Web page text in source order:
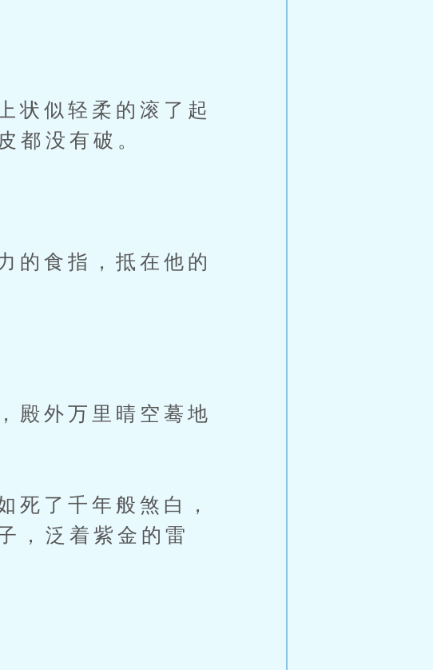
似轻柔的滚了起
都没有破。
食指，抵在他的
外万里晴空蓦地
了千年般煞白，
，泛着紫金的雷